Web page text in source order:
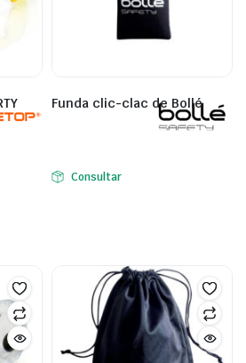
Funda clic-clac de Bollé
Consultar